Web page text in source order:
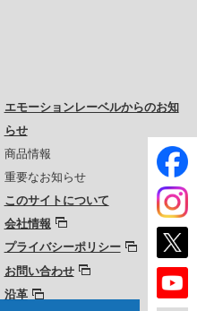
エモーションレーベルからのお知
らせ
商品情報
重要なお知らせ
このサイトについて
会社情報
プライバシーポリシー
お問い合わせ
沿革